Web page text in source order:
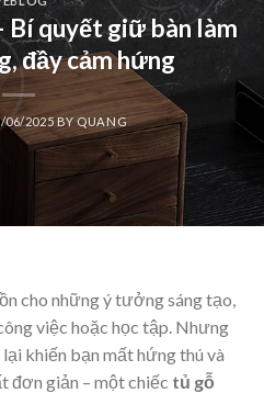
Bí quyết giữ bàn làm
đầy cảm hứng
06/2025 BYQUANG
cho những ý tưởng sáng tạo,
việc hoặc học tập. Nhưng
khiến bạn mất hứng thú và
đơn giản – một chiếc tủ gỗ